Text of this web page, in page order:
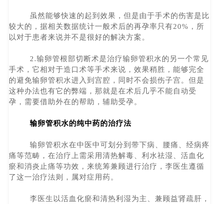
虽然能够快速的起到效果，但是由于手术的伤害是比
较大的，据相关数据统计一般术后的再孕率只有20%，所
以对于患者来说并不是很好的解决方案。
2.输卵管根部切断术是治疗输卵管积水的另一个常见
手术，它相对于造口术等手术来说，效果稍胜，能够完全
的避免输卵管积水进入到宫腔，同时不会损伤子宫。但是
这种办法也有它的弊端，那就是在术后几乎不能自动受
孕，需要借助外在的帮助，辅助受孕。
输卵管积水的纯中药的治疗法
输卵管积水在中医中可划分到带下病、腰痛、经病疼
痛等范畴，在治疗上需采用清热解毒、利水祛湿、活血化
瘀和消炎止痛等功效，来统筹兼顾进行治疗，李医生遵循
了这一治疗法则，属对症用药。
李医生以活血化瘀和清热利湿为主、兼顾益肾疏肝，